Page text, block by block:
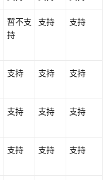
暂不支
持
支持 支持
支持 支持 支持
支持 支持 支持
支持 支持 支持